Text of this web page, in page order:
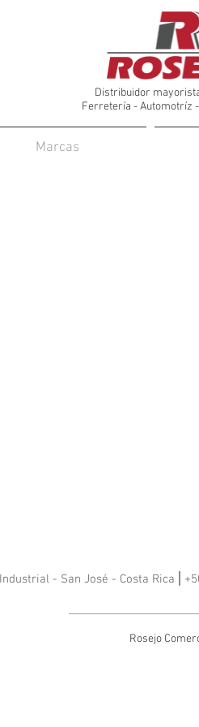
Distribuidor
Ferretería - Automotríz
Marcas
- San José - Costa Rica
Rosejo